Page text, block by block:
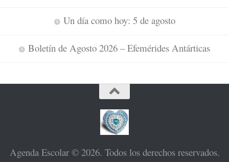
Un día como hoy: 5 de agosto
Boletín de Agosto 2026 – Efemérides Antárticas
Agenda Escolar © 2026. Todos los derechos reservados.